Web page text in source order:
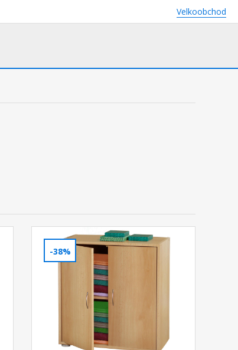
Velkoobchod
-38%